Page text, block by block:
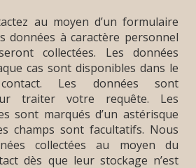
au moyen d’un formulaire
données à caractère personnel
collectées. Les données
cas sont disponibles dans le
Les données sont
traiter votre requête. Les
sont marqués d’un astérisque
champs sont facultatifs. Nous
collectées au moyen du
dès que leur stockage n’est